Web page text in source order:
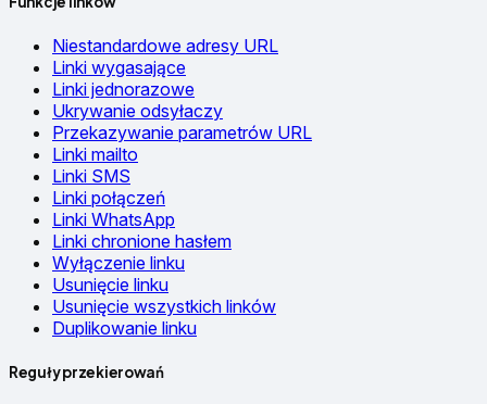
Niestandardowe adresy URL
Linki wygasające
Linki jednorazowe
Ukrywanie odsyłaczy
Przekazywanie parametrów URL
Linki mailto
Linki SMS
Linki połączeń
Linki WhatsApp
Linki chronione hasłem
Wyłączenie linku
Usunięcie linku
Usunięcie wszystkich linków
Duplikowanie linku
Reguły przekierowań